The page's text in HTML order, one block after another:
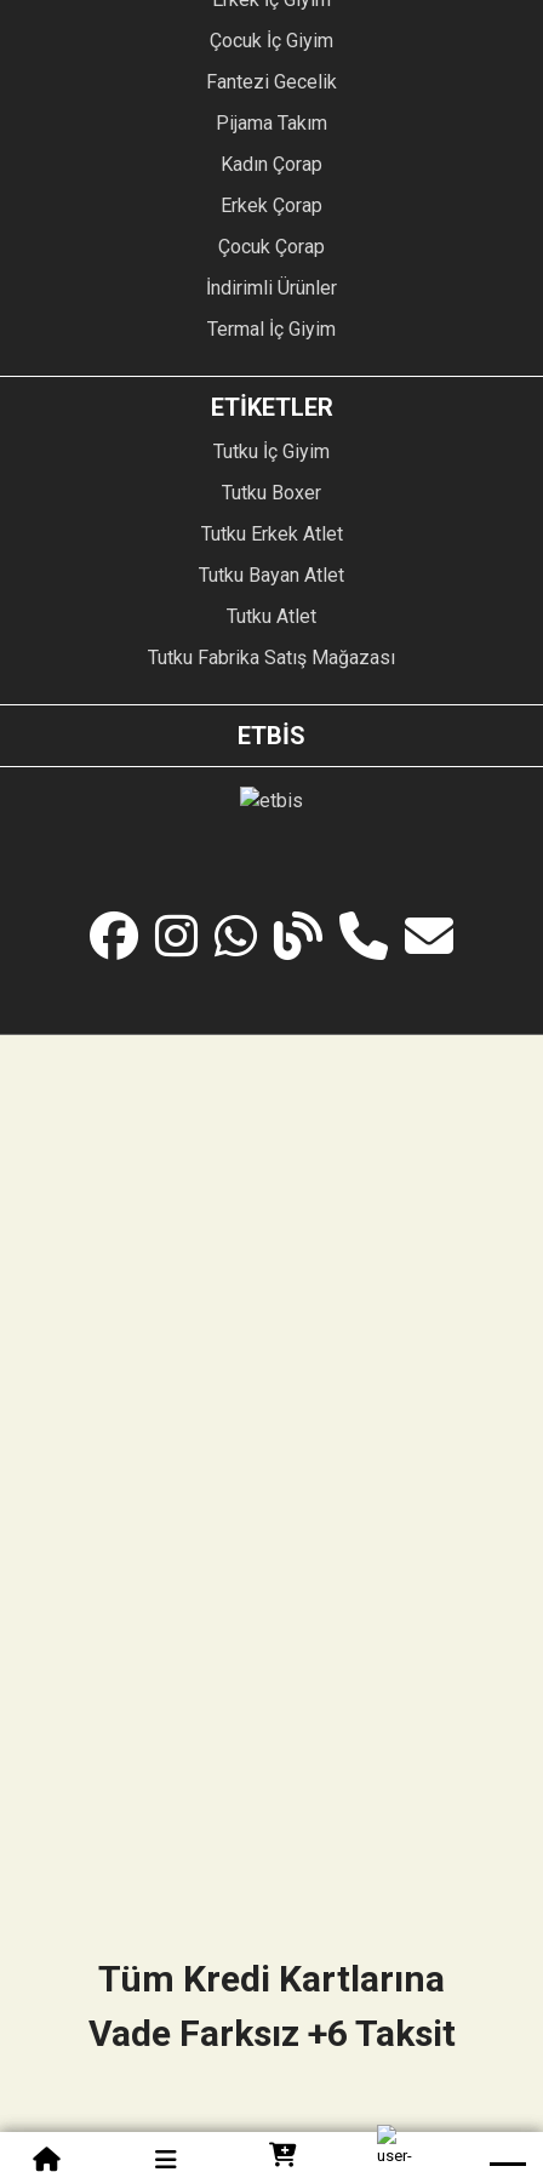
Çocuk İç Giyim
Fantezi Gecelik
Pijama Takım
Kadın Çorap
Erkek Çorap
Çocuk Çorap
İndirimli Ürünler
Termal İç Giyim
ETİKETLER
Tutku İç Giyim
Tutku Boxer
Tutku Erkek Atlet
Tutku Bayan Atlet
Tutku Atlet
Tutku Fabrika Satış Mağazası
ETBİS
Tüm Kredi Kartlarına
Vade Farksız +6 Taksit